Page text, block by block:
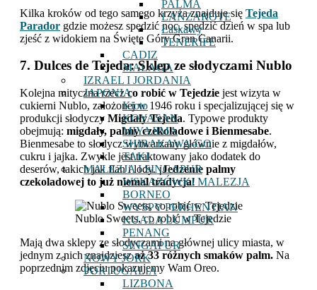
PALMA
LANZAROTE
Łaskawy
TENERIFE
CADIZ
MALAGA
IZRAEL I JORDANIA
JAPONIA
Kioto
KOYASAN
MIYAJIMA
SHIRAKAWA-GO
TAKI
MALEZJA I SINGAPUR
WSKAZÓWKI MALEZJA
BORNEO
WYSPY PERHENTIAN
KUALA LUMPUR
PENANG
SINGAPUR
NOWY JORK
PORTUGALIA
LIZBONA
Kilka kroków od tego samego krzyża znajduje się Tejeda
Parador gdzie możesz spędzić noc, spędzić dzień w spa lub
zjeść z widokiem na Święte Góry Gran Canarii.
7. Dulces de Tejeda: Sklep ze słodyczami Nublo
Kolejna mityczna rzeczco robić w Tejedzie jest wizyta w
cukierni Nublo, założonej w 1946 roku i specjalizującej się w
produkcji słodyczy Migdały Tejeda. Typowe produkty
obejmują: migdały, palmy czekoladowe i Bienmesabe.
Bienmesabe to słodycz wytwarzany głównie z migdałów,
cukru i jajka. Zwykle jest traktowany jako dodatek do
deserów, takich jak flan i lody. ¡Jedzenie palmy
czekoladowej to już niemal tradycja!
Nublo Sweets, co robić w Tejedzie
Mają dwa sklepy ze słodyczami na głównej ulicy miasta, w
jednym z nich znajdzieszaż 33 różnych smaków palm. Na
poprzednim zdjęciu pokazujemy Wam Oreo.